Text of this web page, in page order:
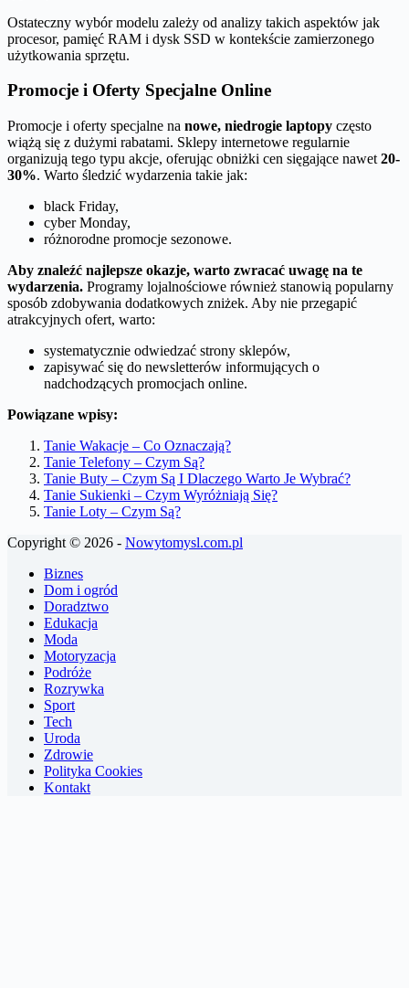
Ostateczny wybór modelu zależy od analizy takich aspektów jak
procesor, pamięć RAM i dysk SSD w kontekście zamierzonego
użytkowania sprzętu.
Promocje i Oferty Specjalne Online
Promocje i oferty specjalne na nowe, niedrogie laptopy często
wiążą się z dużymi rabatami. Sklepy internetowe regularnie
organizują tego typu akcje, oferując obniżki cen sięgające nawet 20-
30%. Warto śledzić wydarzenia takie jak:
black Friday,
cyber Monday,
różnorodne promocje sezonowe.
Aby znaleźć najlepsze okazje, warto zwracać uwagę na te
wydarzenia. Programy lojalnościowe również stanowią popularny
sposób zdobywania dodatkowych zniżek. Aby nie przegapić
atrakcyjnych ofert, warto:
systematycznie odwiedzać strony sklepów,
zapisywać się do newsletterów informujących o
nadchodzących promocjach online.
Powiązane wpisy:
Tanie Wakacje – Co Oznaczają?
Tanie Telefony – Czym Są?
Tanie Buty – Czym Są I Dlaczego Warto Je Wybrać?
Tanie Sukienki – Czym Wyróżniają Się?
Tanie Loty – Czym Są?
Copyright © 2026 - Nowytomysl.com.pl
Biznes
Dom i ogród
Doradztwo
Edukacja
Moda
Motoryzacja
Podróże
Rozrywka
Sport
Tech
Uroda
Zdrowie
Polityka Cookies
Kontakt